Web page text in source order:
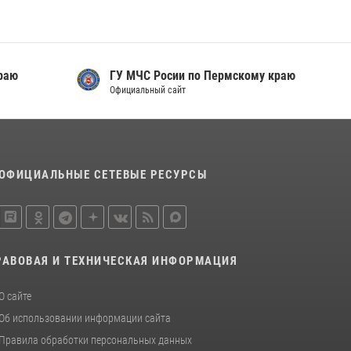
Росгвардейцы провели познавательный урок
для юных пермяков
17 июля 2026, 10:34 2
ГУ МЧС Росии по Пермскому краю
Официальный сайт
СЕТЕВЫЕ РЕСУРСЫ
И ТЕХНИЧЕСКАЯ ИНФОРМАЦИЯ
О сайте
Об использовании информации сайта
Правила обработки персональных данных